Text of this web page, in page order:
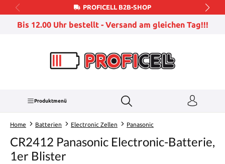
Zum Hauptinhalt springenPROFICELL B2B-SHOP
Bis 12.00 Uhr bestellt - Versand am gleichen Tag!!!
Produktmenü
Home Batterien Electronic Zellen Panasonic
CR2412 Panasonic Electronic-Batterie,
1er Blister